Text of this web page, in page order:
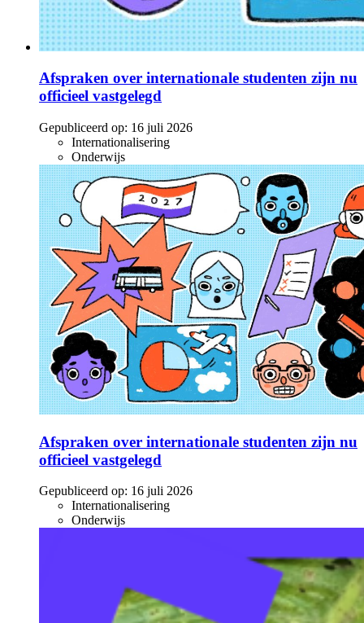
Afspraken over internationale studenten zijn nu
officieel vastgelegd
Gepubliceerd op: 16 juli 2026
Internationalisering
Onderwijs
Afspraken over internationale studenten zijn nu
officieel vastgelegd
Gepubliceerd op: 16 juli 2026
Internationalisering
Onderwijs